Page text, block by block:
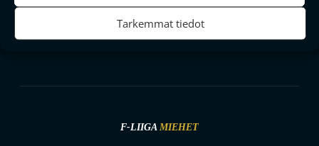
Tarkemmat tiedot
BRÄNDI
TIETOSUOJA
F-LIIGA MIEHET